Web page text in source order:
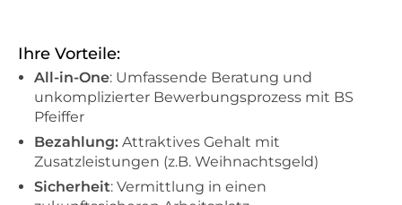
Ihre Vorteile:
All-in-One: Umfassende Beratung und
unkomplizierter Bewerbungsprozess mit BS
Pfeiffer
Bezahlung: Attraktives Gehalt mit
Zusatzleistungen (z.B. Weihnachtsgeld)
Sicherheit: Vermittlung in einen